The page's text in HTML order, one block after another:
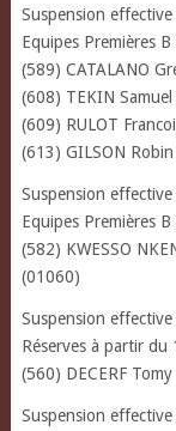
Suspension
Equipes Premières
(589) CATALANO
(608) TEKIN
(609) RULOT
(613) GILSON
Suspension
Equipes Premières
(582) KWESSO
(01060)
Suspension
Réserves à partir du
(560) DECERF
Suspension